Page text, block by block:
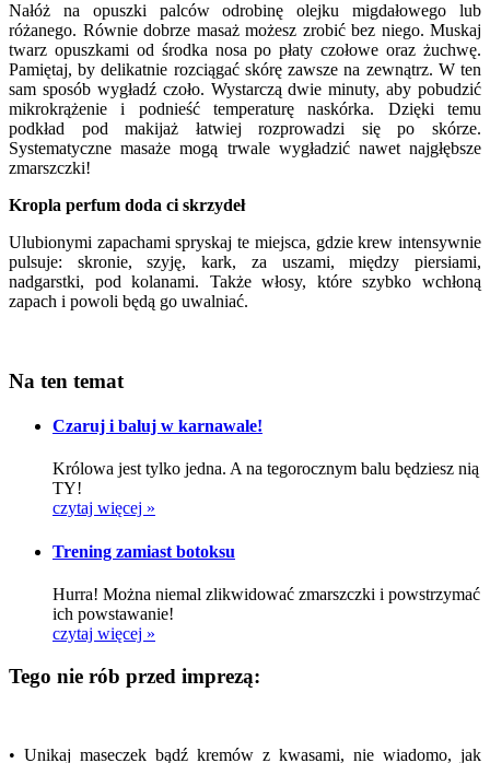
Nałóż na opuszki palców odrobinę olejku migdałowego lub
różanego. Równie dobrze masaż możesz zrobić bez niego. Muskaj
twarz opuszkami od środka nosa po płaty czołowe oraz żuchwę.
Pamiętaj, by delikatnie rozciągać skórę zawsze na zewnątrz. W ten
sam sposób wygładź czoło. Wystarczą dwie minuty, aby pobudzić
mikrokrążenie i podnieść temperaturę naskórka. Dzięki temu
podkład pod makijaż łatwiej rozprowadzi się po skórze.
Systematyczne masaże mogą trwale wygładzić nawet najgłębsze
zmarszczki!
Kropla perfum doda ci skrzydeł
Ulubionymi zapachami spryskaj te miejsca, gdzie krew intensywnie
pulsuje: skronie, szyję, kark, za uszami, między piersiami,
nadgarstki, pod kolanami. Także włosy, które szybko wchłoną
zapach i powoli będą go uwalniać.
Na ten temat
Czaruj i baluj w karnawale!
Królowa jest tylko jedna. A na tegorocznym balu będziesz nią
TY!
czytaj więcej »
Trening zamiast botoksu
Hurra! Można niemal zlikwidować zmarszczki i powstrzymać
ich powstawanie!
czytaj więcej »
Tego nie rób przed imprezą:
• Unikaj maseczek bądź kremów z kwasami, nie wiadomo, jak